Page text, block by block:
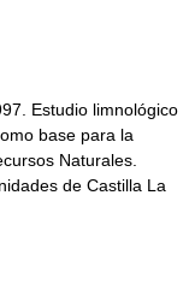
Estudio limnológico
base para la
Naturales.
de Castilla La